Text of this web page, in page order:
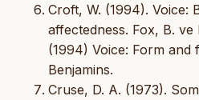
Croft, W. (1994). Voice:
affectedness. Fox, B.
(1994) Voice: Form
Benjamins.
Cruse, D. A. (1973).